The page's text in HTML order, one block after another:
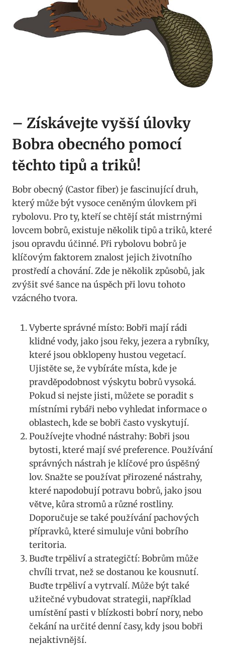
– Získávejte vyšší úlovky
Bobra obecného pomocí
⁣těchto tipů ​a‌ triků!
Bobr‍ obecný‍ (Castor ‍fiber) je ‌fascinující‍ druh,
který může ⁣být vysoce ceněným úlovkem při
rybolovu. Pro ty, kteří se ‌chtějí stát mistrnými
lovcem bobrů, existuje několik tipů ⁢a triků, které
jsou opravdu účinné. Při rybolovu bobrů je
‍klíčovým faktorem znalost jejich životního
prostředí a chování.⁢ Zde je několik způsobů, jak
zvýšit své šance na úspěch při lovu tohoto
vzácného‌ tvora.
Vyberte‌ správné místo:​ Bobři ​mají rádi
klidné vody, jako jsou⁣ řeky, jezera a rybníky,
které jsou obklopeny hustou vegetací.
Ujistěte‌ se, že‌ vybíráte ⁤místa, kde ⁤je
pravděpodobnost výskytu bobrů vysoká.⁣
Pokud si nejste ‌jisti, můžete se poradit s
místními rybáři nebo vyhledat informace o
oblastech, ​kde se bobři často vyskytují.
Používejte ‍vhodné nástrahy:⁢ Bobři ⁤jsou ​
bytosti, které mají své preference. Používání
správných nástrah je⁤ klíčové pro úspěšný​
lov. ⁣Snažte se ‍používat přirozené nástrahy,
které napodobují potravu bobrů,‌ jako jsou
větve, kůra stromů a různé rostliny.
Doporučuje se také používání pachových
přípravků, které simuluje vůni bobrího
teritoria.
Buďte‌ trpěliví a strategičtí: Bobrům může
chvíli trvat, ‌než ‍se dostanou⁤ ke kousnutí.
Buďte ⁣trpěliví a vytrvalí. Může být také
užitečné vybudovat strategii, například⁤
umístění pasti ‌v blízkosti bobrí nory, nebo
čekání na určité denní časy, kdy jsou bobři
nejaktivnější.